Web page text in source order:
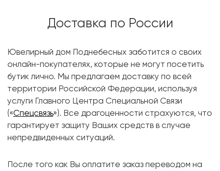
Доставка по России
Ювелирный дом Поднебесных заботится о своих
онлайн-покупателях, которые не могут посетить
бутик лично. Мы предлагаем доставку по всей
территории Российской Федерации, используя
услуги Главного Центра Специальной Связи
(«Спецсвязь»). Все драгоценности страхуются, что
гарантирует защиту Ваших средств в случае
непредвиденных ситуаций.
После того как Вы оплатите заказ переводом на